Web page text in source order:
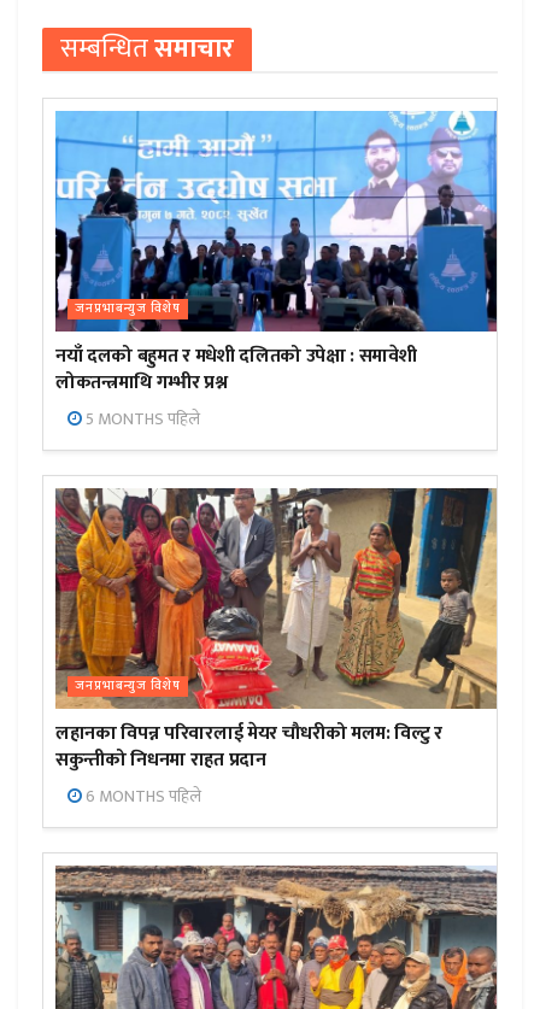
सम्बन्धितसमाचार
जनप्रभाबन्युज विशेष
नयाँ दलको बहुमत र मधेशी दलितको उपेक्षा : समावेशी
लोकतन्त्रमाथि गम्भीर प्रश्न
5 MONTHS पहिले
जनप्रभाबन्युज विशेष
लहानका विपन्न परिवारलाई मेयर चौधरीको मलम: विल्टु र
सकुन्तीको निधनमा राहत प्रदान
6 MONTHS पहिले